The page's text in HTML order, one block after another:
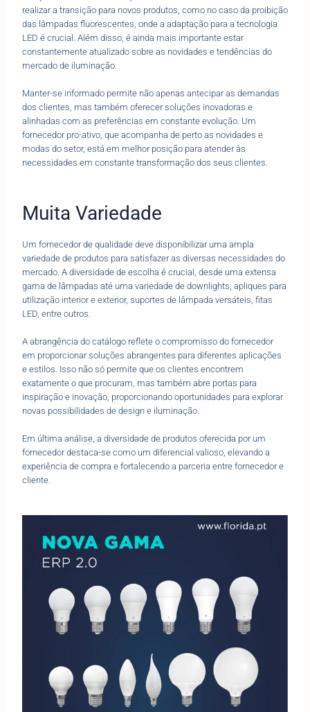
realizar a transição para novos produtos, como no caso da proibição
das lâmpadas fluorescentes, onde a adaptação para a tecnologia
LED é crucial. Além disso, é ainda mais importante estar
constantemente atualizado sobre as novidades e tendências do
mercado de iluminação.
Manter-se informado permite não apenas antecipar as demandas
dos clientes, mas também oferecer soluções inovadoras e
alinhadas com as preferências em constante evolução. Um
fornecedor pro-ativo, que acompanha de perto as novidades e
modas do setor, está em melhor posição para atender às
necessidades em constante transformação dos seus clientes.
Muita Variedade
Um fornecedor de qualidade deve disponibilizar uma ampla
variedade de produtos para satisfazer as diversas necessidades do
mercado. A diversidade de escolha é crucial, desde uma extensa
gama de lâmpadas até uma variedade de downlights, apliques para
utilização interior e exterior, suportes de lâmpada versáteis, fitas
LED, entre outros.
A abrangência do catálogo reflete o compromisso do fornecedor
em proporcionar soluções abrangentes para diferentes aplicações
e estilos. Isso não só permite que os clientes encontrem
exatamente o que procuram, mas também abre portas para
inspiração e inovação, proporcionando oportunidades para explorar
novas possibilidades de design e iluminação.
Em última análise, a diversidade de produtos oferecida por um
fornecedor destaca-se como um diferencial valioso, elevando a
experiência de compra e fortalecendo a parceria entre fornecedor e
cliente.